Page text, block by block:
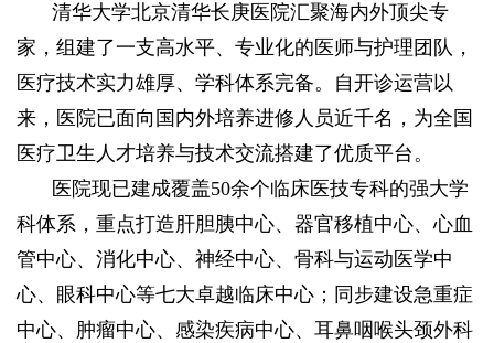
清华大学北京清华长庚医院汇聚海内外顶尖专
家，组建了一支高水平、专业化的医师与护理团队，
医疗技术实力雄厚、学科体系完备。自开诊运营以
来，医院已面向国内外培养进修人员近千名，为全国
医疗卫生人才培养与技术交流搭建了优质平台。
医院现已建成覆盖50余个临床医技专科的强大学
科体系，重点打造肝胆胰中心、器官移植中心、心血
管中心、消化中心、神经中心、骨科与运动医学中
心、眼科中心等七大卓越临床中心；同步建设急重症
中心、肿瘤中心、感染疾病中心、耳鼻咽喉头颈外科